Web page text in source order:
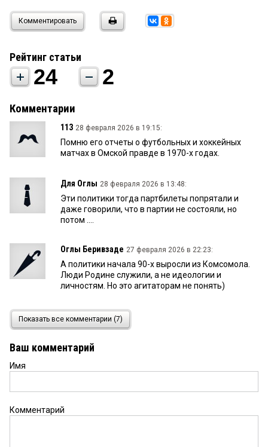
Комментировать
Рейтинг статьи
24 2
Комментарии
113 28 февраля 2026 в 19:15:
Помню его отчеты о футбольных и хоккейных
матчах в Омской правде в 1970-х годах.
Для Оглы 28 февраля 2026 в 13:48:
Эти политики тогда партбилеты попрятали и
даже говорили, что в партии не состояли, но
потом ….
Оглы Беривзаде 27 февраля 2026 в 22:23:
А политики начала 90-х выросли из Комсомола.
Люди Родине служили, а не идеологии и
личностям. Но это агитаторам не понять)
27 февраля 2026 в 22:10:
Кому это надо?
Гудилин 27 февраля 2026 в 19:58:
Показать все комментарии (7)
Ваш комментарий
Имя
Комментарий